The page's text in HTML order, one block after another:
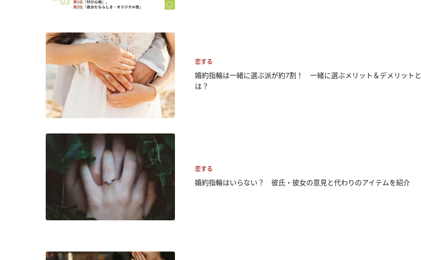
恋する
婚約指輪は一緒に選ぶ派が約7割！ 一緒に選ぶメリット＆デメリットと
は？
恋する
婚約指輪はいらない？ 彼氏・彼女の意見と代わりのアイテムを紹介